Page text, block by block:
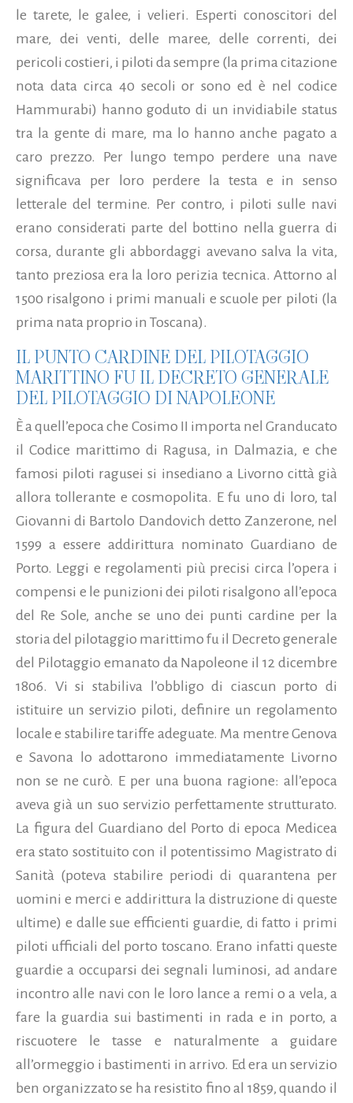
le tarete, le galee, i velieri. Esperti conoscitori del
mare, dei venti, delle maree, delle correnti, dei
pericoli costieri, i piloti da sempre (la prima citazione
nota data circa 40 secoli or sono ed è nel codice
Hammurabi) hanno goduto di un invidiabile status
tra la gente di mare, ma lo hanno anche pagato a
caro prezzo. Per lungo tempo perdere una nave
significava per loro perdere la testa e in senso
letterale del termine. Per contro, i piloti sulle navi
erano considerati parte del bottino nella guerra di
corsa, durante gli abbordaggi avevano salva la vita,
tanto preziosa era la loro perizia tecnica. Attorno al
1500 risalgono i primi manuali e scuole per piloti (la
prima nata proprio in Toscana).
IL PUNTO CARDINE DEL PILOTAGGIO
MARITTINO FU IL DECRETO GENERALE
DEL PILOTAGGIO DI NAPOLEONE
È a quell’epoca che Cosimo II importa nel Granducato
il Codice marittimo di Ragusa, in Dalmazia, e che
famosi piloti ragusei si insediano a Livorno città già
allora tollerante e cosmopolita. E fu uno di loro, tal
Giovanni di Bartolo Dandovich detto Zanzerone, nel
1599 a essere addirittura nominato Guardiano de
Porto. Leggi e regolamenti più precisi circa l’opera i
compensi e le punizioni dei piloti risalgono all’epoca
del Re Sole, anche se uno dei punti cardine per la
storia del pilotaggio marittimo fu il Decreto generale
del Pilotaggio emanato da Napoleone il 12 dicembre
1806. Vi si stabiliva l’obbligo di ciascun porto di
istituire un servizio piloti, definire un regolamento
locale e stabilire tariffe adeguate. Ma mentre Genova
e Savona lo adottarono immediatamente Livorno
non se ne curò. E per una buona ragione: all’epoca
aveva già un suo servizio perfettamente strutturato.
La figura del Guardiano del Porto di epoca Medicea
era stato sostituito con il potentissimo Magistrato di
Sanità (poteva stabilire periodi di quarantena per
uomini e merci e addirittura la distruzione di queste
ultime) e dalle sue efficienti guardie, di fatto i primi
piloti ufficiali del porto toscano. Erano infatti queste
guardie a occuparsi dei segnali luminosi, ad andare
incontro alle navi con le loro lance a remi o a vela, a
fare la guardia sui bastimenti in rada e in porto, a
riscuotere le tasse e naturalmente a guidare
all’ormeggio i bastimenti in arrivo. Ed era un servizio
ben organizzato se ha resistito fino al 1859, quando il